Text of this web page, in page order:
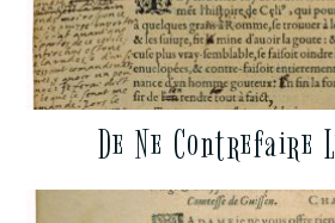
De Ne Contrefaire